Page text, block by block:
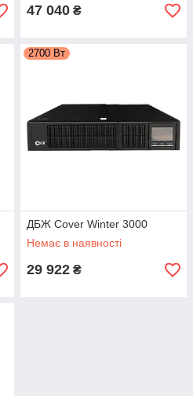
47 040 ₴
2700 Вт
ДБЖ Cover Winter 3000
Немає в наявності
29 922 ₴